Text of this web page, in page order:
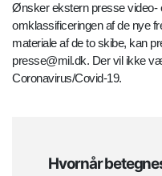
Ønsker ekstern presse video-
omklassificeringen af de nye
materiale af de to skibe, kan
presse@mil.dk. Der vil ikke
Coronavirus/Covid-19.
Hvornår